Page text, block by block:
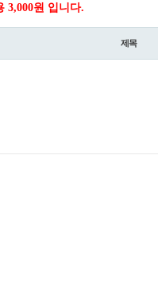
원 입니다.
제목